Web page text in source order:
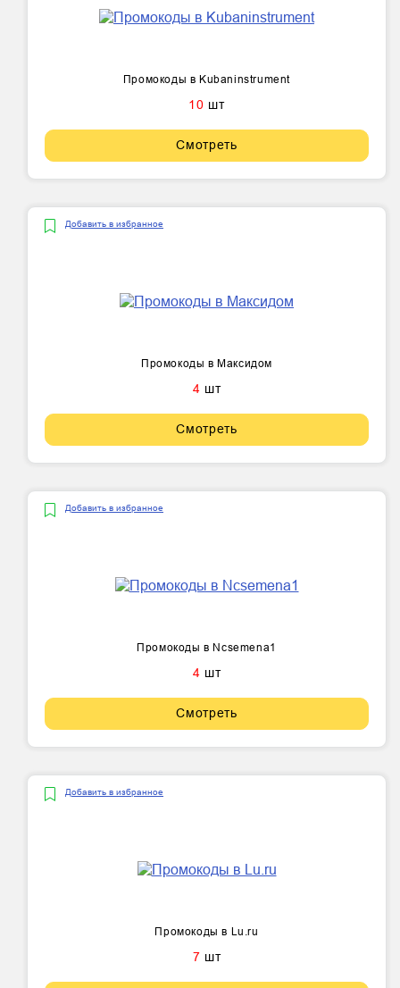
Промокоды в Kubaninstrument
10 шт
Смотреть
Добавить в избранное
Промокоды в Максидом
4 шт
Смотреть
Добавить в избранное
Промокоды в Ncsemena1
4 шт
Смотреть
Добавить в избранное
Промокоды в Lu.ru
7 шт